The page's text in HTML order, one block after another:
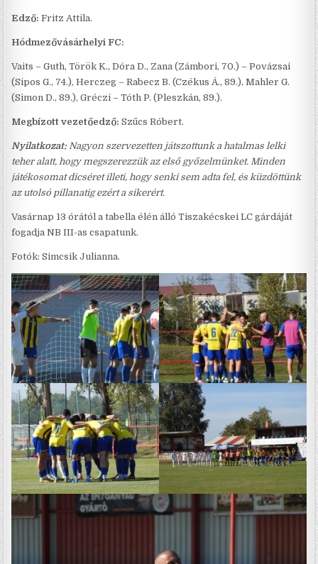
Edző: Fritz Attila.
Hódmezővásárhelyi FC:
Vaits – Guth, Török K., Dóra D., Zana (Zámbori, 70.) – Povázsai
(Sipos G., 74.), Herczeg – Rabecz B. (Czékus Á., 89.), Mahler G.
(Simon D., 89.), Gréczi – Tóth P. (Pleszkán, 89.).
Megbízott vezetőedző: Szűcs Róbert.
Nyilatkozat: Nagyon szervezetten játszottunk a hatalmas lelki
teher alatt, hogy megszerezzük az első győzelmünket. Minden
játékosomat dicséret illeti, hogy senki sem adta fel, és küzdöttünk
az utolsó pillanatig ezért a sikerért.
Vasárnap 13 órától a tabella élén álló Tiszakécskei LC gárdáját
fogadja NB III-as csapatunk.
Fotók: Simcsik Julianna.